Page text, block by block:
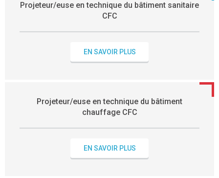
Projeteur/euse en technique du bâtiment sanitaire
CFC
EN SAVOIR PLUS
Projeteur/euse en technique du bâtiment
chauffage CFC
EN SAVOIR PLUS